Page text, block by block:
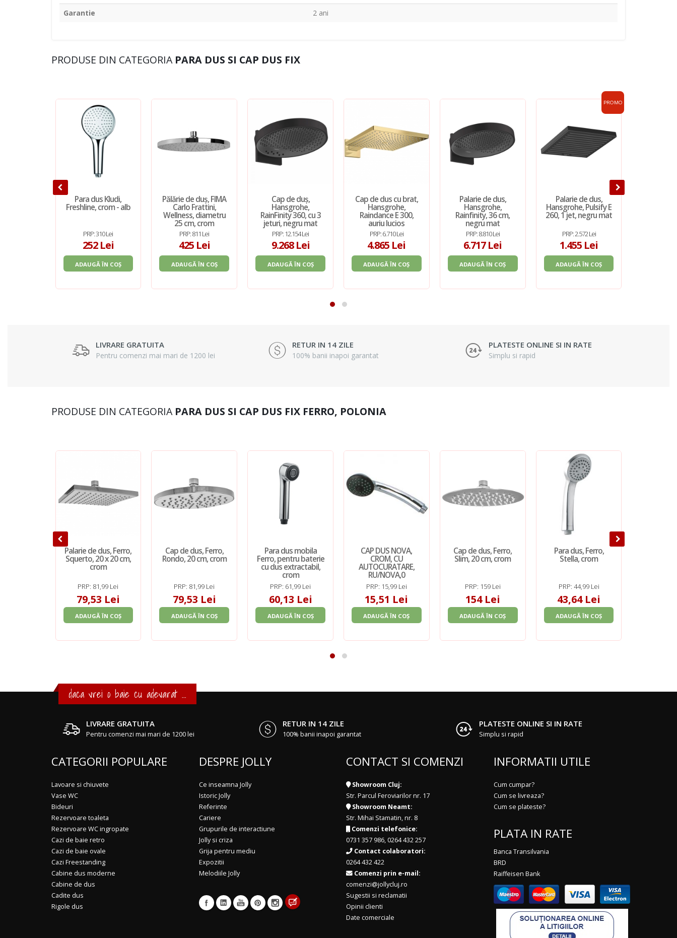
Garantie
2 ani
PRODUSE DIN CATEGORIA PARA DUS SI CAP DUS FIX
Para dus Kludi,
Freshline, crom - alb
PRP: 310 Lei
252 Lei
ADAUGĂ ÎN COȘ
Pălărie de duș, FIMA
Carlo Frattini,
Wellness, diametru
25 cm, crom
PRP: 811 Lei
425 Lei
ADAUGĂ ÎN COȘ
Cap de duș,
Hansgrohe,
RainFinity 360, cu 3
jeturi, negru mat
PRP: 12.154 Lei
9.268 Lei
ADAUGĂ ÎN COȘ
Cap de dus cu brat,
Hansgrohe,
Raindance E 300,
auriu lucios
PRP: 6.710 Lei
4.865 Lei
ADAUGĂ ÎN COȘ
Palarie de dus,
Hansgrohe,
Rainfinity, 36 cm,
negru mat
PRP: 8.810 Lei
6.717 Lei
ADAUGĂ ÎN COȘ
PROMO
Palarie de dus,
Hansgrohe, Pulsify E
260, 1 jet, negru mat
PRP: 2.572 Lei
1.455 Lei
ADAUGĂ ÎN COȘ
LIVRARE GRATUITA
Pentru comenzi mai mari de 1200 lei
RETUR IN 14 ZILE
100% banii inapoi garantat
PLATESTE ONLINE SI IN RATE
Simplu si rapid
PRODUSE DIN CATEGORIA PARA DUS SI CAP DUS FIX FERRO, POLONIA
Palarie de dus, Ferro,
Squerto, 20 x 20 cm,
crom
PRP: 81,99 Lei
79,53 Lei
ADAUGĂ ÎN COȘ
Cap de dus, Ferro,
Rondo, 20 cm, crom
PRP: 81,99 Lei
79,53 Lei
ADAUGĂ ÎN COȘ
Para dus mobila
Ferro, pentru baterie
cu dus extractabil,
crom
PRP: 61,99 Lei
60,13 Lei
ADAUGĂ ÎN COȘ
CAP DUS NOVA,
CROM, CU
AUTOCURATARE,
RU/NOVA,0
PRP: 15,99 Lei
15,51 Lei
ADAUGĂ ÎN COȘ
Cap de dus, Ferro,
Slim, 20 cm, crom
PRP: 159 Lei
154 Lei
ADAUGĂ ÎN COȘ
Para dus, Ferro,
Stella, crom
PRP: 44,99 Lei
43,64 Lei
ADAUGĂ ÎN COȘ
daca vrei o baie cu adevarat ...
LIVRARE GRATUITA
Pentru comenzi mai mari de 1200 lei
RETUR IN 14 ZILE
100% banii inapoi garantat
PLATESTE ONLINE SI IN RATE
Simplu si rapid
CATEGORII POPULARE
Lavoare si chiuvete
Vase WC
Bideuri
Rezervoare toaleta
Rezervoare WC ingropate
Cazi de baie retro
Cazi de baie ovale
Cazi Freestanding
Cabine dus moderne
Cabine de dus
Cadite dus
Rigole dus
DESPRE JOLLY
Ce inseamna Jolly
Istoric Jolly
Referinte
Cariere
Grupurile de interactiune
Jolly si criza
Grija pentru mediu
Expozitii
Melodiile Jolly
CONTACT SI COMENZI
Showroom Cluj:
Str. Parcul Feroviarilor nr. 17
Showroom Neamt:
Str. Mihai Stamatin, nr. 8
Comenzi telefonice:
0731 357 986,0264 432 257
Contact colaboratori:
0264 432 422
Comenzi prin e-mail:
comenzi@jollycluj.ro
Sugestii si reclamatii
Opinii clienti
Date comerciale
INFORMATII UTILE
Cum cumpar?
Cum se livreaza?
Cum se plateste?
PLATA IN RATE
Banca Transilvania
BRD
Raiffeisen Bank